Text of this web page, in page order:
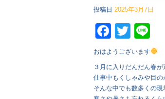
投稿日 2025年3月7日
おはようございます
３月に入りだんだん春
仕事中もくしゃみや目
そんな中でも数多くの